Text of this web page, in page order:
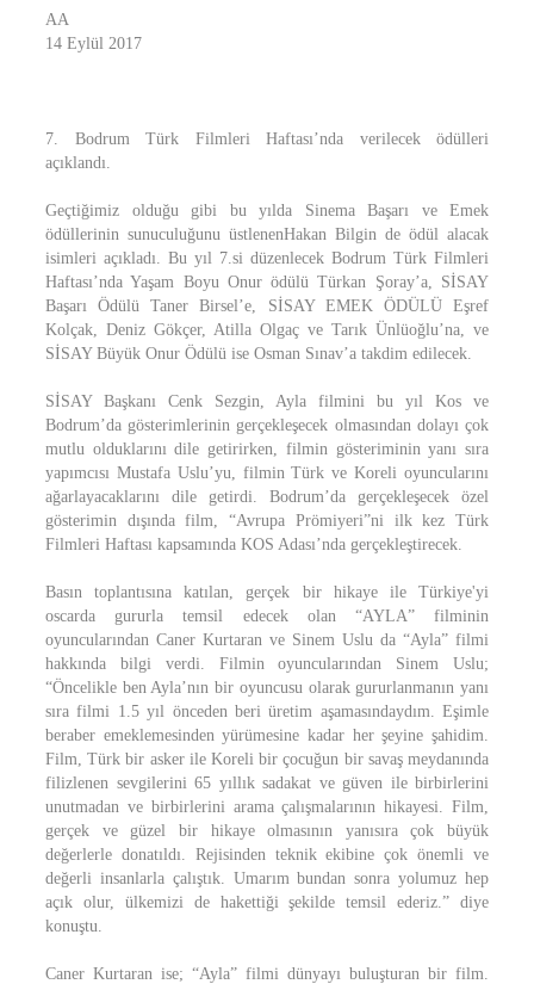
AA
14 Eylül 2017
7. Bodrum Türk Filmleri Haftası’nda verilecek ödülleri
açıklandı.
Geçtiğimiz olduğu gibi bu yılda Sinema Başarı ve Emek
ödüllerinin sunuculuğunu üstlenenHakan Bilgin de ödül alacak
isimleri açıkladı. Bu yıl 7.si düzenlecek Bodrum Türk Filmleri
Haftası’nda Yaşam Boyu Onur ödülü Türkan Şoray’a, SİSAY
Başarı Ödülü Taner Birsel’e, SİSAY EMEK ÖDÜLÜ Eşref
Kolçak, Deniz Gökçer, Atilla Olgaç ve Tarık Ünlüoğlu’na, ve
SİSAY Büyük Onur Ödülü ise Osman Sınav’a takdim edilecek.
SİSAY Başkanı Cenk Sezgin, Ayla filmini bu yıl Kos ve
Bodrum’da gösterimlerinin gerçekleşecek olmasından dolayı çok
mutlu olduklarını dile getirirken, filmin gösteriminin yanı sıra
yapımcısı Mustafa Uslu’yu, filmin Türk ve Koreli oyuncularını
ağarlayacaklarını dile getirdi. Bodrum’da gerçekleşecek özel
gösterimin dışında film, “Avrupa Prömiyeri”ni ilk kez Türk
Filmleri Haftası kapsamında KOS Adası’nda gerçekleştirecek.
Basın toplantısına katılan, gerçek bir hikaye ile Türkiye'yi
oscarda gururla temsil edecek olan “AYLA” filminin
oyuncularından Caner Kurtaran ve Sinem Uslu da “Ayla” filmi
hakkında bilgi verdi. Filmin oyuncularından Sinem Uslu;
“Öncelikle ben Ayla’nın bir oyuncusu olarak gururlanmanın yanı
sıra filmi 1.5 yıl önceden beri üretim aşamasındaydım. Eşimle
beraber emeklemesinden yürümesine kadar her şeyine şahidim.
Film, Türk bir asker ile Koreli bir çocuğun bir savaş meydanında
filizlenen sevgilerini 65 yıllık sadakat ve güven ile birbirlerini
unutmadan ve birbirlerini arama çalışmalarının hikayesi. Film,
gerçek ve güzel bir hikaye olmasının yanısıra çok büyük
değerlerle donatıldı. Rejisinden teknik ekibine çok önemli ve
değerli insanlarla çalıştık. Umarım bundan sonra yolumuz hep
açık olur, ülkemizi de hakettiği şekilde temsil ederiz.” diye
konuştu.
Caner Kurtaran ise; “Ayla” filmi dünyayı buluşturan bir film.